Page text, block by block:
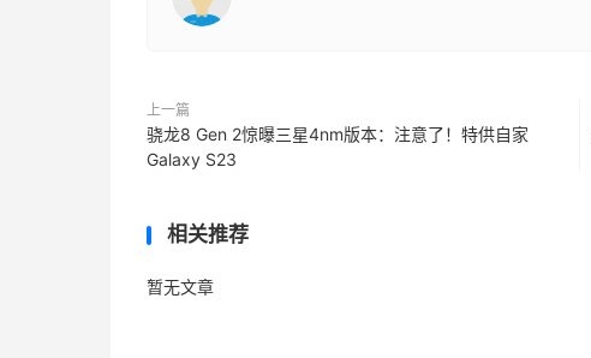
上一篇
骁龙8 Gen 2惊曝三星4nm版本：注意了！特供自家
Galaxy S23
相关推荐
暂无文章